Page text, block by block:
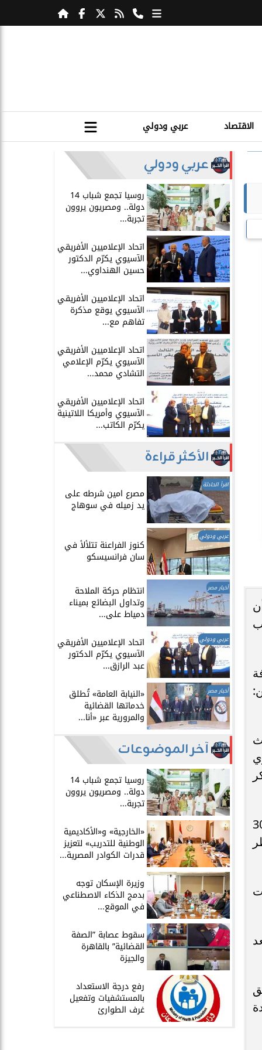
الاقتصاد عربي ودولي
هلال شهر شوال 2025، وأن اليوم الأحد 30
عربي ودولي
روسيا تجمع شباب 14
دولة.. ومصريون يروون
تجربة...
اتحاد الإعلاميين الأفريقي
الآسيوي يكرّم الدكتور
حسين الهنداوي...
اتحاد الإعلاميين الأفريقي
الآسيوي يوقع مذكرة
تفاهم مع...
اتحاد الإعلاميين الأفريقي
الآسيوي يكرّم الإعلامي
التشادي محمد...
اتحاد الإعلاميين الأفريقي
الآسيوي وأمريكا اللاتينية
يكرّم الكاتب...
الأكثر قراءة
اقرأ الحادثة
مصرع امين شرطه على
يد زميله في سوهاج
عربي ودولي
​كنوز الفراعنة تتلألأ في
سان فرانسيسكو
أخبار مصر انتظام حركة الملاحة
وتداول البضائع بميناء
دمياط على...
عربي ودولي اتحاد الإعلاميين الأفريقي
الآسيوي يكرّم الدكتور
عبد الرازق...
أخبار مصر ​«النيابة العامة» تُطلق
خدماتها القضائية
والمرورية عبر «أنا...
آخر الموضوعات
روسيا تجمع شباب 14
دولة.. ومصريون يروون
تجربة...
​«الخارجية» و«الأكاديمية
الوطنية للتدريب» لتعزيز
قدرات الكوادر المصرية...
​وزيرة الإسكان توجه
بدمج الذكاء الاصطناعي
في الموقع...
سقوط عصابة ”الصفة
القضائية” بالقاهرة
والجيزة
​رفع درجة الاستعداد
بالمستشفيات وتفعيل
غرف الطوارئ